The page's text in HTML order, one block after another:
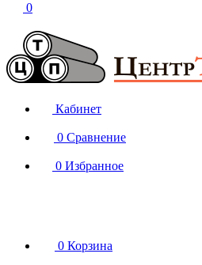
0
Кабинет
0 Сравнение
0 Избранное
0 Корзина